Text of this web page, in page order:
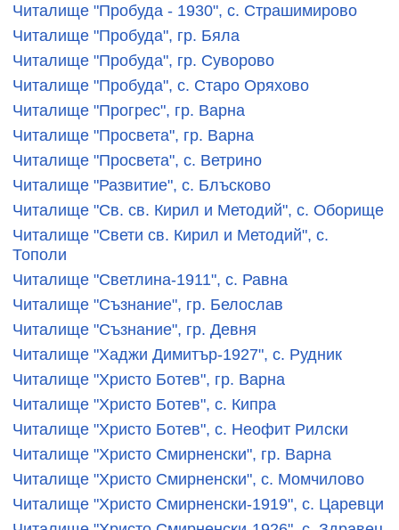
Читалище "Пробуда - 1930", с. Страшимирово
Читалище "Пробуда", гр. Бяла
Читалище "Пробуда", гр. Суворово
Читалище "Пробуда", с. Старо Оряхово
Читалище "Прогрес", гр. Варна
Читалище "Просвета", гр. Варна
Читалище "Просвета", с. Ветрино
Читалище "Развитие", с. Блъсково
Читалище "Св. св. Кирил и Методий", с. Оборище
Читалище "Свети св. Кирил и Методий", с.
Тополи
Читалище "Светлина-1911", с. Равна
Читалище "Съзнание", гр. Белослав
Читалище "Съзнание", гр. Девня
Читалище "Хаджи Димитър-1927", с. Рудник
Читалище "Христо Ботев", гр. Варна
Читалище "Христо Ботев", с. Кипра
Читалище "Христо Ботев", с. Неофит Рилски
Читалище "Христо Смирненски", гр. Варна
Читалище "Христо Смирненски", с. Момчилово
Читалище "Христо Смирненски-1919", с. Царевци